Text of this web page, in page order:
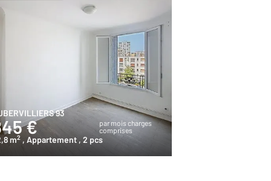
93
€
par mois charges
comprises
m2 , Appartement , 2 pcs